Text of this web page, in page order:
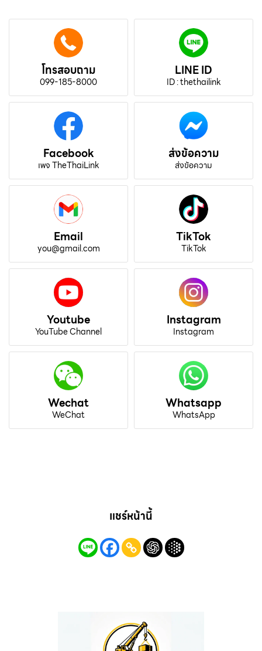
โทรสอบถาม
099-185-8000
LINE ID
ID : thethailink
Facebook
เพจ TheThaiLink
ส่งข้อความ
ส่งข้อความ
Email
you@gmail.com
TikTok
TikTok
Youtube
YouTube Channel
Instagram
Instagram
Wechat
WeChat
Whatsapp
WhatsApp
แชร์หน้านี้